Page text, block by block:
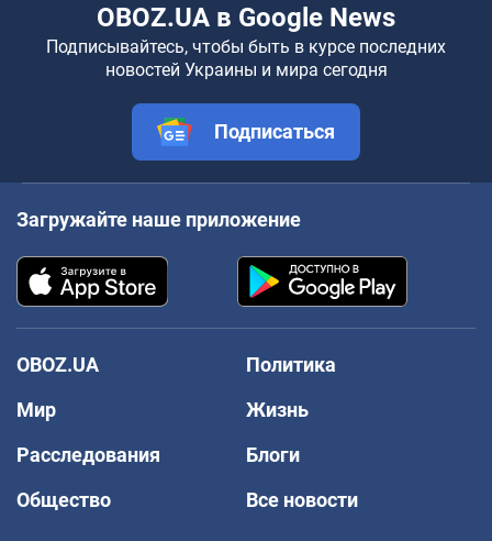
OBOZ.UA в Google News
Подписывайтесь, чтобы быть в курсе последних
новостей Украины и мира сегодня
Подписаться
Загружайте наше приложение
OBOZ.UA
Политика
Мир
Жизнь
Расследования
Блоги
Общество
Все новости